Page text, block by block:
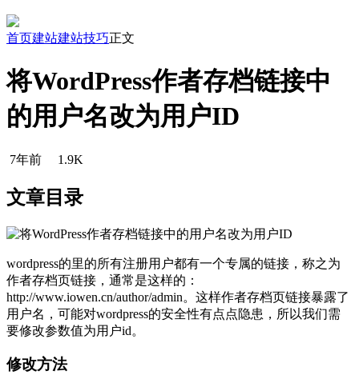
首页建站建站技巧正文
将WordPress作者存档链接中
的用户名改为用户ID
7年前 1.9K
文章目录
wordpress的里的所有注册用户都有一个专属的链接，称之为
作者存档页链接，通常是这样的：
http://www.iowen.cn/author/admin。这样作者存档页链接暴露了
用户名，可能对wordpress的安全性有点点隐患，所以我们需
要修改参数值为用户id。
修改方法